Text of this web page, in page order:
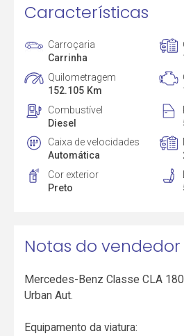
Características
Carroçaria
Carrinha
Quilometragem
152.105 Km
Combustível
Diesel
Caixa de velocidades
Automática
Cor exterior
Preto
Notas do vendedor
Mercedes-Benz Classe CLA
Urban Aut.
Equipamento da viatura: